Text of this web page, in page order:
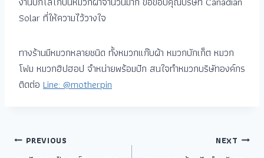
Solar ที่ให้ความไว้วางใจ
ทางร้านมีหมวกหลายชนิด ทั้งหมวกแก๊บผ้า หมวกบักเก็ต หมวก
โฟม หมวกฮิปฮอป จำหน่ายพร้อมปัก สนใจทำหมวกบริษัทองค์กร
ติดต่อ Line: @motherpin
PREVIOUS NEXT